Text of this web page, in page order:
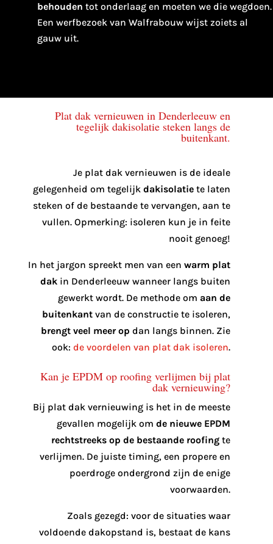
behouden tot onderlaag en moeten we die wegdoen.
Een werfbezoek van Walfrabouw wijst zoiets al
gauw uit.
Plat dak vernieuwen in Denderleeuw en
tegelijk dakisolatie steken langs de
buitenkant.
Je plat dak vernieuwen is de ideale
gelegenheid om tegelijkdakisolatie te laten
steken of de bestaande te vervangen, aan te
vullen. Opmerking: isoleren kun je in feite
nooit genoeg!
In het jargon spreekt men van eenwarm plat
dak in Denderleeuw wanneer langs buiten
gewerkt wordt. De methode om aan de
buitenkant van de constructie te isoleren,
brengt veel meer op dan langs binnen. Zie
ook: de voordelen van plat dak isoleren.
Kan je EPDM op roofing verlijmen bij plat
dak vernieuwing?
Bij plat dak vernieuwing is het in de meeste
gevallen mogelijk omde nieuwe EPDM
rechtstreeks op de bestaande roofing te
verlijmen. De juiste timing, een propere en
poerdroge ondergrond zijn de enige
voorwaarden.
Zoals gezegd: voor de situaties waar
voldoende dakopstand is, bestaat de kans